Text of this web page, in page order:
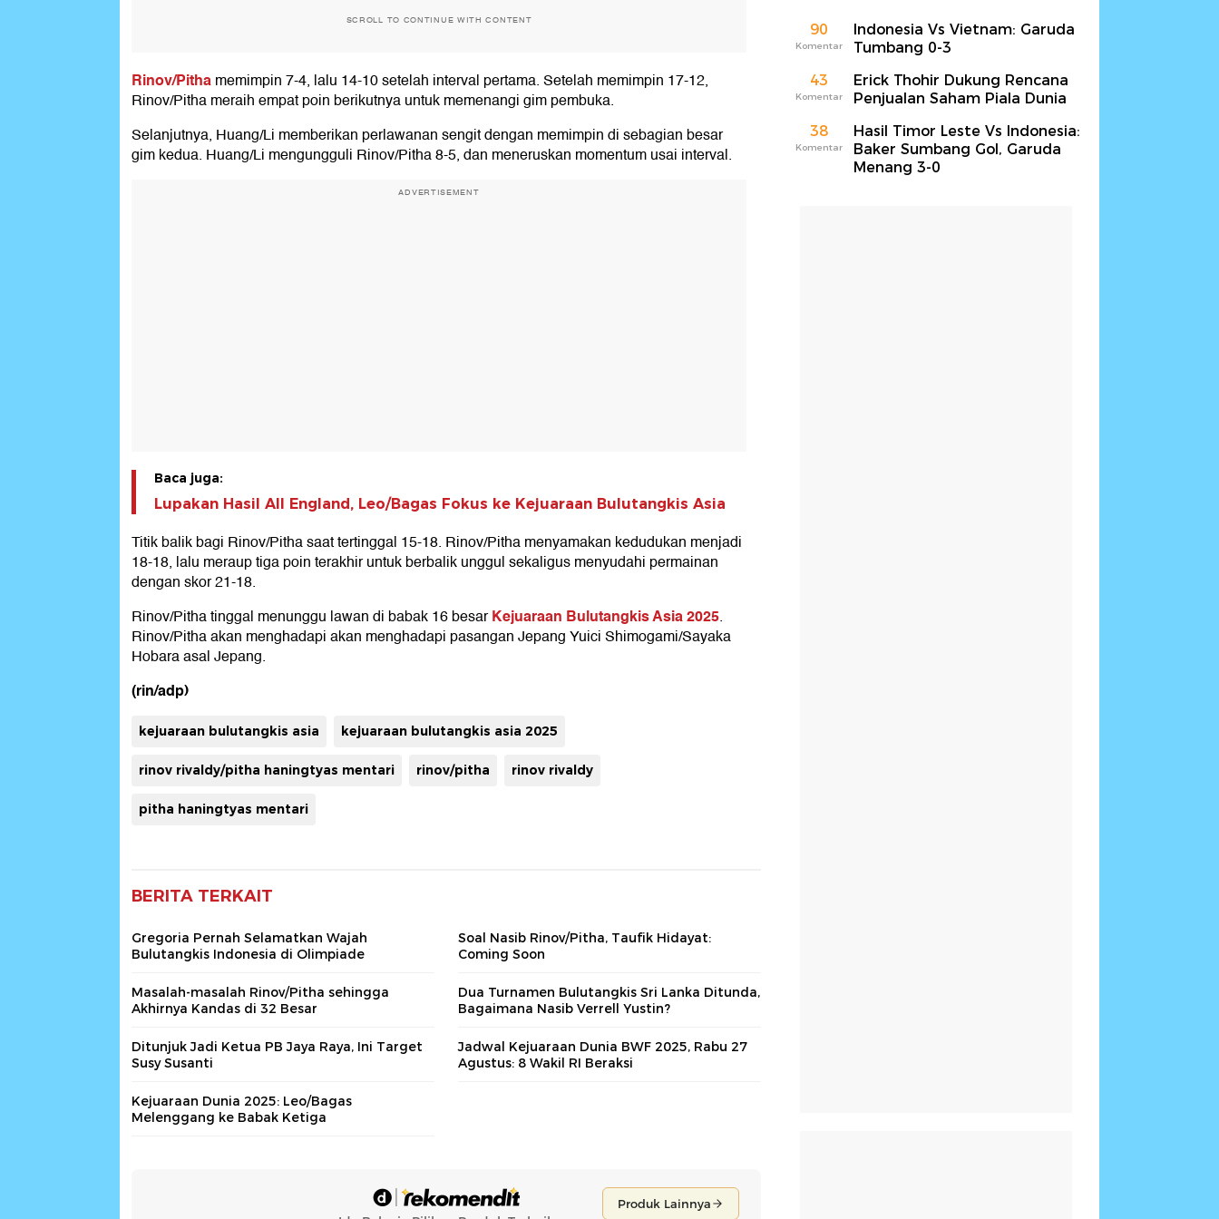
SCROLL TO CONTINUE WITH CONTENT
Rinov/Pithamemimpin 7-4, lalu 14-10 setelah interval pertama. Setelah memimpin 17-12,
Rinov/Pitha meraih empat poin berikutnya untuk memenangi gim pembuka.
Selanjutnya, Huang/Li memberikan perlawanan sengit dengan memimpin di sebagian besar
gim kedua. Huang/Li mengungguli Rinov/Pitha 8-5, dan meneruskan momentum usai interval.
ADVERTISEMENT
Baca juga:
Lupakan Hasil All England, Leo/Bagas Fokus ke Kejuaraan Bulutangkis Asia
Titik balik bagi Rinov/Pitha saat tertinggal 15-18. Rinov/Pitha menyamakan kedudukan menjadi
18-18, lalu meraup tiga poin terakhir untuk berbalik unggul sekaligus menyudahi permainan
dengan skor 21-18.
Rinov/Pitha tinggal menunggu lawan di babak 16 besarKejuaraan Bulutangkis Asia 2025.
Rinov/Pitha akan menghadapi akan menghadapi pasangan Jepang Yuici Shimogami/Sayaka
Hobara asal Jepang.
(rin/adp)
kejuaraan bulutangkis asia kejuaraan bulutangkis asia 2025
rinov rivaldy/pitha haningtyas mentari rinov/pitha rinov rivaldy
pitha haningtyas mentari
BERITA TERKAIT
Gregoria Pernah Selamatkan Wajah
Bulutangkis Indonesia di Olimpiade
Soal Nasib Rinov/Pitha, Taufik Hidayat:
Coming Soon
Masalah-masalah Rinov/Pitha sehingga
Akhirnya Kandas di 32 Besar
Dua Turnamen Bulutangkis Sri Lanka Ditunda,
Bagaimana Nasib Verrell Yustin?
Ditunjuk Jadi Ketua PB Jaya Raya, Ini Target
Susy Susanti
Jadwal Kejuaraan Dunia BWF 2025, Rabu 27
Agustus: 8 Wakil RI Beraksi
Kejuaraan Dunia 2025: Leo/Bagas
Melenggang ke Babak Ketiga
90
Komentar
Indonesia Vs Vietnam: Garuda
Tumbang 0-3
43
Komentar
Erick Thohir Dukung Rencana
Penjualan Saham Piala Dunia
38
Komentar
Hasil Timor Leste Vs Indonesia:
Baker Sumbang Gol, Garuda
Menang 3-0